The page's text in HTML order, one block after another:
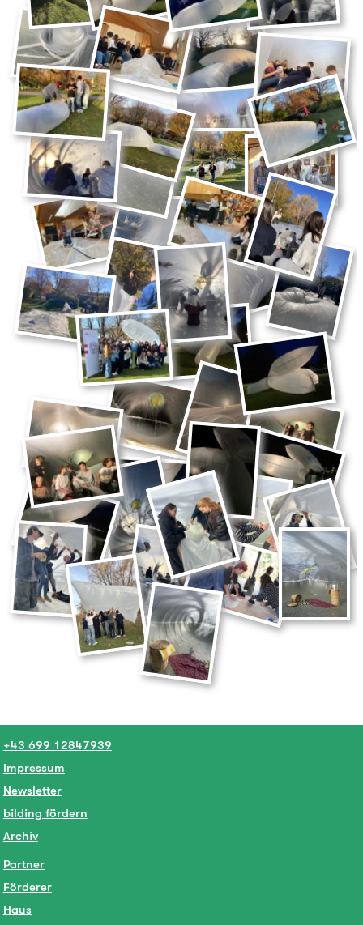
+43 699 12847939
Impressum
Newsletter
bilding fördern
Archiv
Partner
Förderer
Haus